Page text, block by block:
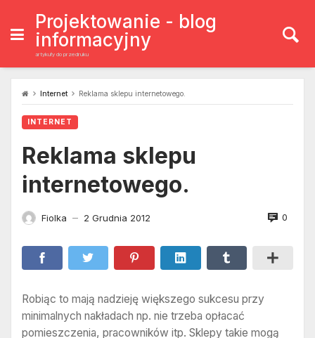
content
Projektowanie - blog
informacyjny
artykuły do przedruku
Internet Reklama sklepu internetowego.
INTERNET
Reklama sklepu
internetowego.
Fiolka — 2 Grudnia 2012 0
Robiąc to mają nadzieję większego sukcesu przy
minimalnych nakładach np. nie trzeba opłacać
pomieszczenia, pracowników itp. Sklepy takie mogą